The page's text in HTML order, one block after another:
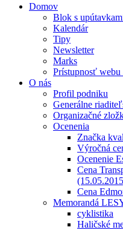
Domov
Blok s
Kalendár
Tipy
Newsletter
Marks
Prístupnosť webu
O nás
Profil podniku
Generálne
Organizačné
Ocenenia
Značka
Výročná
Ocenenie
Cena
Cena
Memorandá
cyklistika
Haličské